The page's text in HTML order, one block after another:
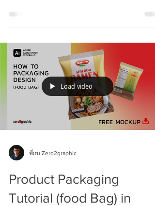
Load video
พี่กบ Zero2graphic
Product Packaging
Tutorial (food Bag) in